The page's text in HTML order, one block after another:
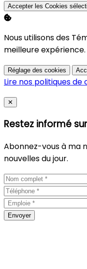
Accepter les Cookies
Nous utilisons des
meilleure expérience.
Réglage des cookies
Lire nos politiques
Close
✕
Restez informé
Abonnez-vous à ma
nouvelles du jour.
Envoyer